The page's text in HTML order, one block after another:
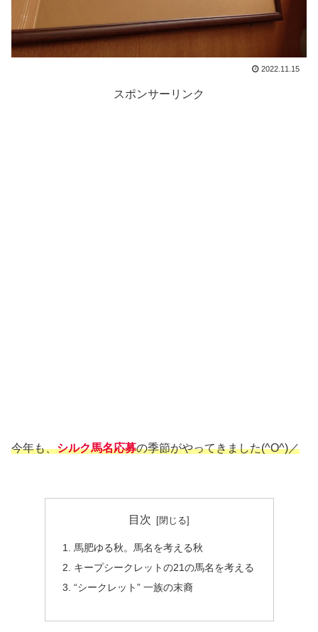
2022.11.15
スポンサーリンク
今年も、シルク馬名応募の季節がやってきました(^O^)／
目次
馬肥ゆる秋。馬名を考える秋
キープシークレットの21の馬名を考える
“シークレット” 一族の末裔